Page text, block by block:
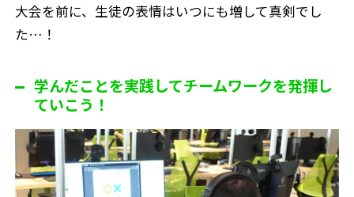
大会を前に、生徒の表情はいつにも増して真剣でし
た…！
学んだことを実践してチームワークを発揮し
ていこう！